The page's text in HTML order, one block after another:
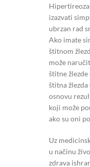
izazvati
ubrzan rad
Ako imate
štitnom
može
štitne žlezde
štitna
osnovu
koji može
ako su oni
Uz
u načinu
zdrava